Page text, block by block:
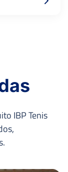
IBP Tenis